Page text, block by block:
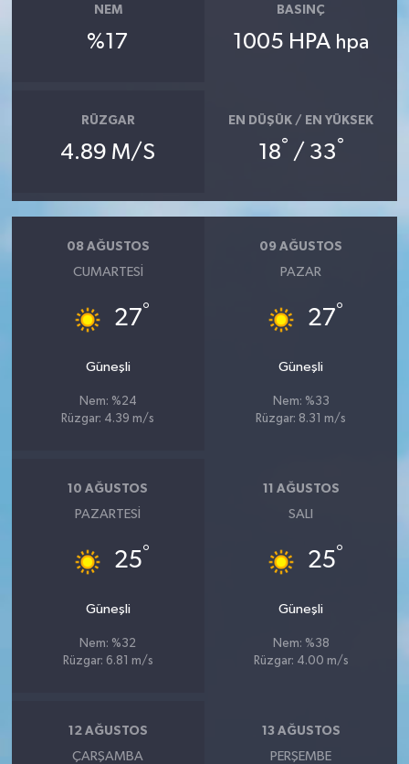
NEM
%17
BASINÇ
1005 HPA hpa
RÜZGAR
4.89 M/S
EN DÜŞÜK / EN YÜKSEK
18° / 33°
08 AĞUSTOS
CUMARTESI
27°
Güneşli
Nem: %24
Rüzgar: 4.39 m/s
09 AĞUSTOS
PAZAR
27°
Güneşli
Nem: %33
Rüzgar: 8.31 m/s
10 AĞUSTOS
PAZARTESI
25°
Güneşli
Nem: %32
Rüzgar: 6.81 m/s
11 AĞUSTOS
SALI
25°
Güneşli
Nem: %38
Rüzgar: 4.00 m/s
12 AĞUSTOS
ÇARŞAMBA
13 AĞUSTOS
PERŞEMBE